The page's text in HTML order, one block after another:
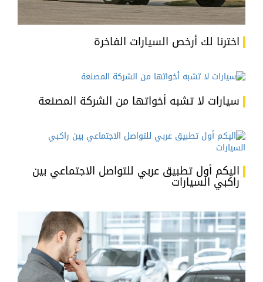
اخترنا لك أرخص السيارات الفاخرة
سيارات لا تشبه أخواتها من الشركة المصنعة
اليكم أول تطبيق عربي للتواصل الاجتماعي بين
راكبي السيارات